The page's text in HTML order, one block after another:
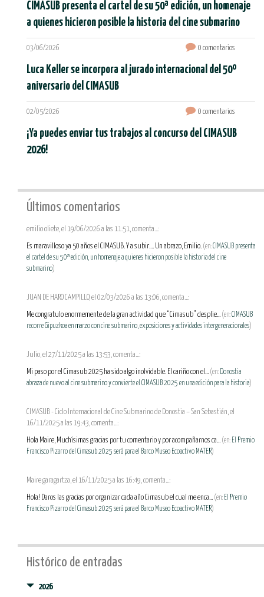
CIMASUB presenta el cartel de su 50ª edición, un homenaje
a quienes hicieron posible la historia del cine submarino
03/06/2026 0 comentarios
Luca Keller se incorpora al jurado internacional del 50º
aniversario del CIMASUB
02/05/2026 0 comentarios
¡Ya puedes enviar tus trabajos al concurso del CIMASUB
2026!
Últimos comentarios
emilio oliete, el 19/06/2026 a las 11:51, comenta...:
Es maravilloso ya 50 años el CIMASUB. Y a subir.... Un abrazo, Emilio. (en:CIMASUB presenta
el cartel de su 50ª edición, un homenaje a quienes hicieron posible la historia del cine
submarino)
JUAN DE HARO CAMPILLO, el 02/03/2026 a las 13:06, comenta...:
Me congratulo enormemente de la gran actividad que “Cimasub” desplie... (en:CIMASUB
recorre Gipuzkoa en marzo con cine submarino, exposiciones y actividades intergeneracionales)
Julio, el 27/11/2025 a las 13:53, comenta...:
Mi paso por el Cimasub 2025 ha sido algo inolvidable. El cariño con el... (en: Donostia
abraza de nuevo al cine submarino y convierte el CIMASUB 2025 en una edición para la historia)
CIMASUB - Ciclo Internacional de Cine Submarino de Donostia – San Sebastián, el
16/11/2025 a las 19:43, comenta...:
Hola Maire, Muchísimas gracias por tu comentario y por acompañarnos ca... (en: El Premio
Francisco Pizarro del Cimasub 2025 será para el Barco Museo Ecoactivo MATER)
Maire garagartza, el 16/11/2025 a las 16:49, comenta...:
Hola! Daros las gracias por organizar cada año Cimasub el cual me enca... (en: El Premio
Francisco Pizarro del Cimasub 2025 será para el Barco Museo Ecoactivo MATER)
Histórico de entradas
2026